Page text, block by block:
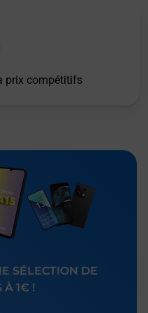
prix compétitifs
SÉLECTION DE
À 1€ !